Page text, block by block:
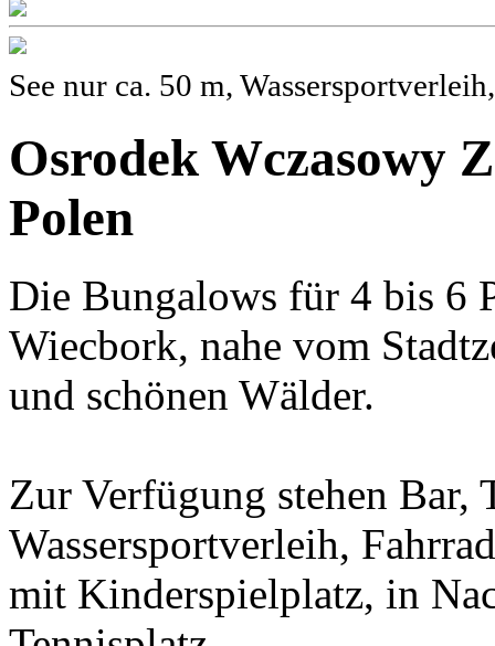
See nur ca. 50 m,
Osrodek Wczasowy
Polen
Die Bungalows für 4 bis 6
Wiecbork, nahe vom
und schönen Wälder.
Zur Verfügung stehen Bar,
Wassersportverleih,
mit Kinderspielplatz, in